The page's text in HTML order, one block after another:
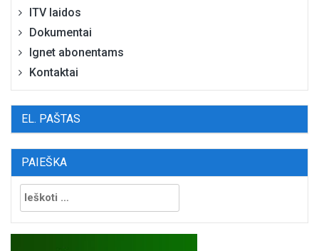
ITV laidos
Dokumentai
Ignet abonentams
Kontaktai
EL. PAŠTAS
PAIEŠKA
Ieškoti: